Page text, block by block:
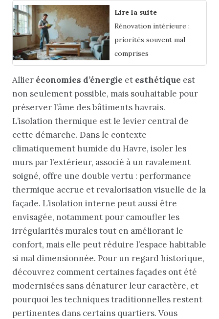
Lire la suite
Rénovation intérieure :
priorités souvent mal
comprises
Allier économies d’énergie et esthétique est
non seulement possible, mais souhaitable pour
préserver l’âme des bâtiments havrais.
L’isolation thermique est le levier central de
cette démarche. Dans le contexte
climatiquement humide du Havre, isoler les
murs par l’extérieur, associé à un ravalement
soigné, offre une double vertu : performance
thermique accrue et revalorisation visuelle de la
façade. L’isolation interne peut aussi être
envisagée, notamment pour camoufler les
irrégularités murales tout en améliorant le
confort, mais elle peut réduire l’espace habitable
si mal dimensionnée. Pour un regard historique,
découvrez comment certaines façades ont été
modernisées sans dénaturer leur caractère, et
pourquoi les techniques traditionnelles restent
pertinentes dans certains quartiers. Vous